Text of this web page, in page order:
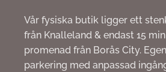
Vår fysiska butik ligger ett
från Knalleland & endast 15 min
promenad från Borås City. Egen
parkering med anpassad